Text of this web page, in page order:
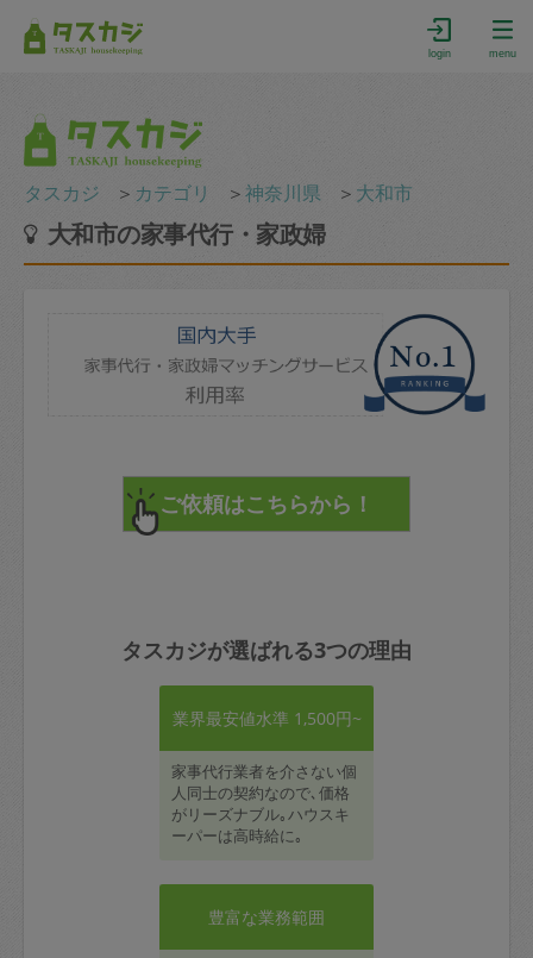
login menu
タスカジ ＞ カテゴリ ＞神奈川県 ＞ 大和市
大和市の家事代行・家政婦
タスカジが選ばれる3つの理由
業界最安値水準 1,500円~
家事代行業者を介さない個
人同士の契約なので､価格
がリーズナブル｡ハウスキ
ーパーは高時給に｡
豊富な業務範囲